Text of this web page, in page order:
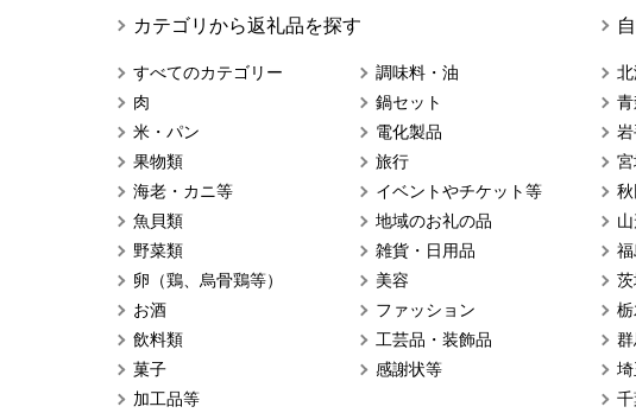
カテゴリから返礼品を探す
すべてのカテゴリー
肉
米・パン
果物類
海老・カニ等
魚貝類
野菜類
卵（鶏、烏骨鶏等）
お酒
飲料類
菓子
加工品等
調味料・油
鍋セット
電化製品
旅行
イベントやチケット等
地域のお礼の品
雑貨・日用品
美容
ファッション
工芸品・装飾品
感謝状等